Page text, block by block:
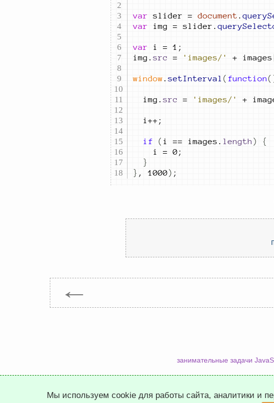
var slider = document .
var
img = slider .
var i = 1 ;
img . src = 'images/' + images
window . setInterval ( function
img . src = 'images/' +
i++ ;
if ( i == images . length )
{
i
= 0 ;
}
} , 1000) ;
←
занимательные задачи
Мы используем cookie для работы сайта, аналитики и